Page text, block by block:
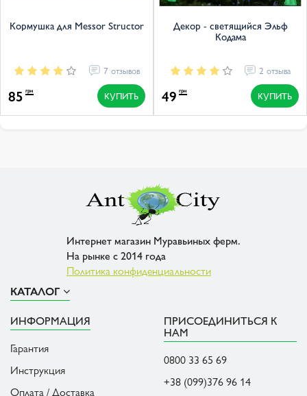
Кормушка для Messor Structor
7 отзывов
85 грн КУПИТЬ
Декор - светящийся Эльф
Кодама
2 отзыва
49 грн КУПИТЬ
Интернет магазин Муравьиных ферм.
На рынке с 2014 года
Политика конфиденциальности
КАТАЛОГ
ИНФОРМАЦИЯ
Гарантия
Инструкция
Оплата / Доставка
ПРИСОЕДИНИТЬСЯ К
НАМ
0800 33 65 69
+38 (099)376 96 14